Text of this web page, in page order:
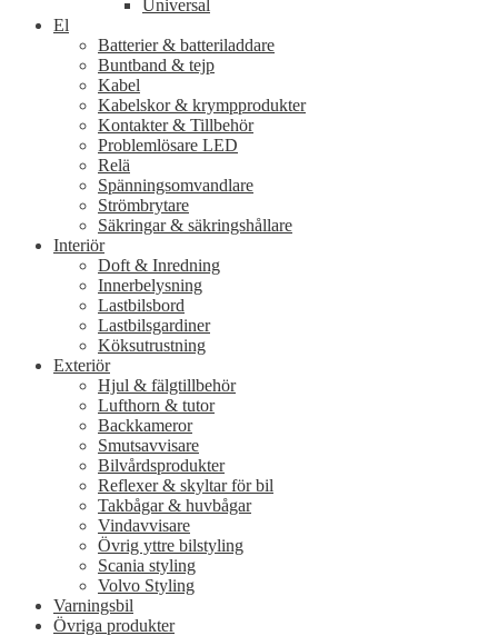
Universal
El
Batterier & batteriladdare
Buntband & tejp
Kabel
Kabelskor & krympprodukter
Kontakter & Tillbehör
Problemlösare LED
Relä
Spänningsomvandlare
Strömbrytare
Säkringar & säkringshållare
Interiör
Doft & Inredning
Innerbelysning
Lastbilsbord
Lastbilsgardiner
Köksutrustning
Exteriör
Hjul & fälgtillbehör
Lufthorn & tutor
Backkameror
Smutsavvisare
Bilvårdsprodukter
Reflexer & skyltar för bil
Takbågar & huvbågar
Vindavvisare
Övrig yttre bilstyling
Scania styling
Volvo Styling
Varningsbil
Övriga produkter